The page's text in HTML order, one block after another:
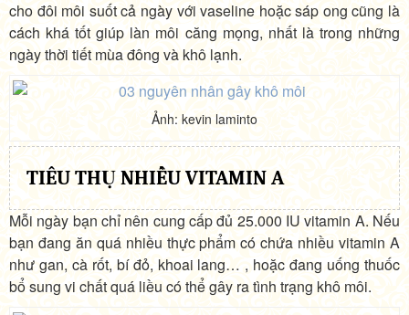
cho đôi môi suốt cả ngày với vaseline hoặc sáp ong cũng là
cách khá tốt giúp làn môi căng mọng, nhất là trong những
ngày thời tiết mùa đông và khô lạnh.
Ảnh: kevin laminto
TIÊU THỤ NHIỀU VITAMIN A
Mỗi ngày bạn chỉ nên cung cấp đủ 25.000 IU vitamin A. Nếu
bạn đang ăn quá nhiều thực phẩm có chứa nhiều vitamin A
như gan, cà rốt, bí đỏ, khoai lang… , hoặc đang uống thuốc
bổ sung vi chất quá liều có thể gây ra tình trạng khô môi.